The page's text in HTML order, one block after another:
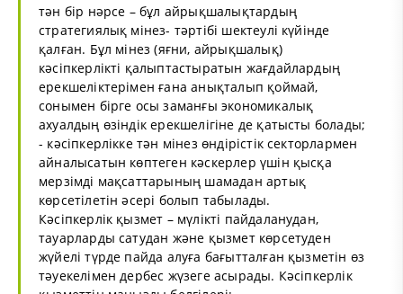
тән бір нәрсе – бұл айрықшалықтардың
стратегиялық мінез- тәртібі шектеулі күйінде
қалған. Бұл мінез (яғни, айрықшалық)
кәсіпкерлікті қалыптастыратын жағдайлардың
ерекшеліктерімен ғана анықталып қоймай,
сонымен бірге осы заманғы экономикалық
ахуалдың өзіндік ерекшелігіне де қатысты болады;
- кәсіпкерлікке тән мінез өндірістік секторлармен
айналысатын көптеген кәскерлер үшін қысқа
мерзімді мақсаттарының шамадан артық
көрсетілетін әсері болып табылады.
Кәсіпкерлік қызмет – мүлікті пайдаланудан,
тауарларды сатудан және қызмет көрсетуден
жүйелі түрде пайда алуға бағытталған қызметін өз
тәуекелімен дербес жүзеге асырады. Кәсіпкерлік